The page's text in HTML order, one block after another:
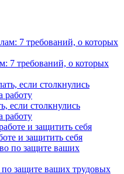
7 требований, о которых
если столкнулись
работу
и защитить себя
защите ваших трудовых